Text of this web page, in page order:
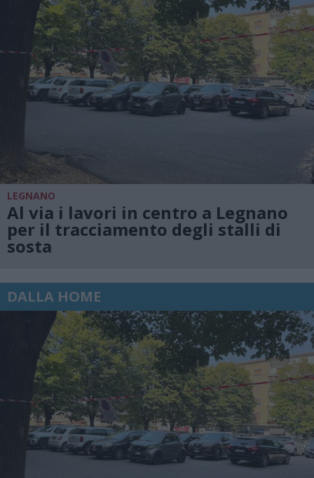
LEGNANO
Al via i lavori in centro a Legnano
per il tracciamento degli stalli di
sosta
DALLA HOME